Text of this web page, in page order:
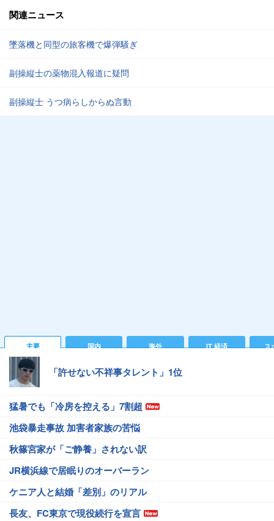
関連ニュース
墜落機と同型の旅客機で爆弾騒ぎ
副操縦士の薬物混入報道に疑問
副操縦士 うつ病らしからぬ言動
主要 国内 海外 IT 経済 ス
「許せない不祥事タレント」1位
猛暑でも「冷房を控える」7割超
池袋暴走事故 加害者家族の苦悩
秋篠宮家が「ご静養」されない訳
JR横浜線で居眠りのオーバーラン
ケニア人と結婚「差別」のリアル
長友、FC東京で現役続行を宣言